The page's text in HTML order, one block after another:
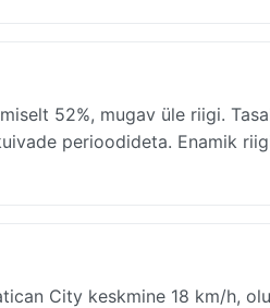
52%, mugav üle riigi.
perioodideta. Enamik
City keskmine 18 km/h,